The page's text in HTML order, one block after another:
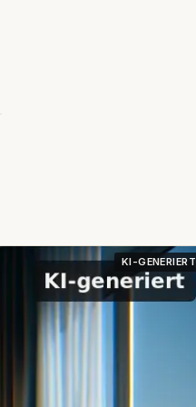
KI-GENERIERT